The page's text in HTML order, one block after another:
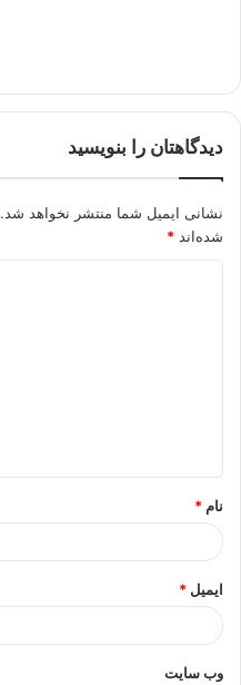
دیدگاهتان را بنویسید
نشانی ایمیل شما منتشر نخواهد شد.
شده‌اند *
*
نام *
ایمیل *
وب‌ سایت